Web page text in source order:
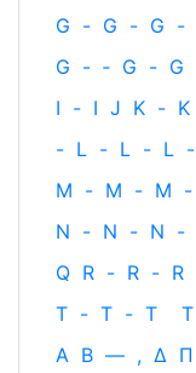
G - G - G -
G - ‐ G - G
I - I J K - K
- L - L - L -
M - M - M -
N - N - N -
Q R - R - R
T - T - T T
Α Β — , Δ Π